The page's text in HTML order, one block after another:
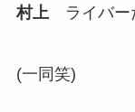
村上 ライバー
(一同笑)